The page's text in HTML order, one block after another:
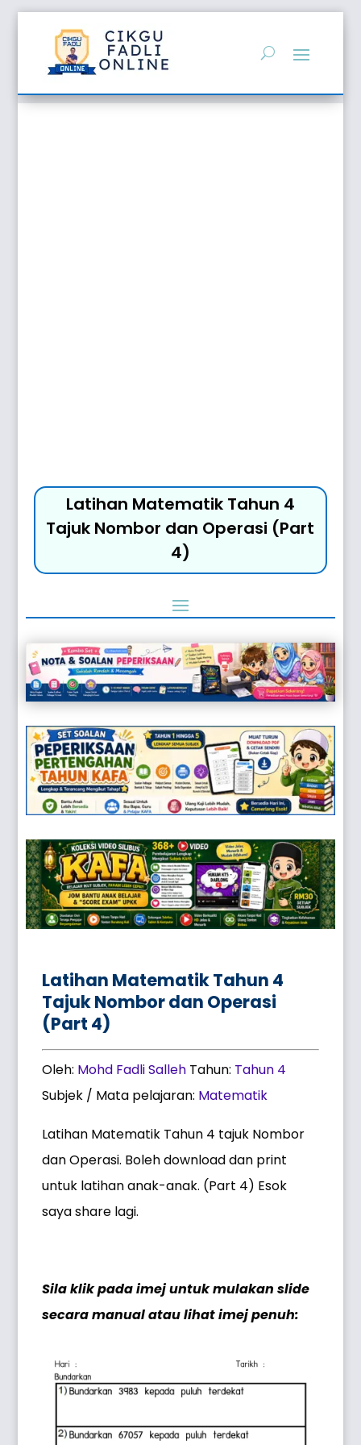
Latihan Matematik Tahun 4
Tajuk Nombor dan Operasi (Part
4)
Latihan Matematik Tahun 4
Tajuk Nombor dan Operasi
(Part 4)
Oleh: Mohd Fadli Salleh Tahun: Tahun 4
Subjek / Mata pelajaran: Matematik
Latihan Matematik Tahun 4 tajuk Nombor
dan Operasi. Boleh download dan print
untuk latihan anak-anak. (Part 4) Esok
saya share lagi.
Sila klik pada imej untuk mulakan slide
secara manual atau lihat imej penuh: